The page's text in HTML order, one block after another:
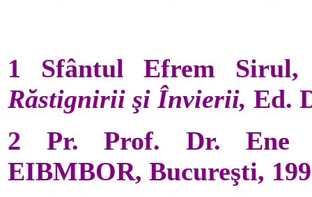
1 Sfântul Efrem Sirul,
Răstignirii şi Învierii, Ed.
2 Pr. Prof. Dr. Ene
EIBMBOR, Bucureşti,